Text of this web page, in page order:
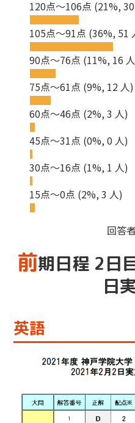
120点～106点 (21%,
105点～91点 (36%, 51
90点～76点 (11%, 16
75点～61点 (9%, 12 人)
60点～46点 (2%, 3 人)
45点～31点 (0%, 0 人)
30点～16点 (1%, 1 人)
15点～0点 (2%, 3 人)
回答
前期日程 2日
日
英語